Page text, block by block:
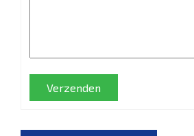
Verzenden